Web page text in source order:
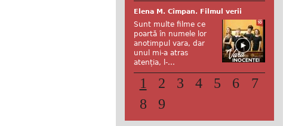
Elena M. Cîmpan. Filmul verii
Sunt multe filme ce
poartă în numele lor
anotimpul vara, dar
unul mi-a atras
atenția, l-...
1 2 3 4 5 6
7
8
9